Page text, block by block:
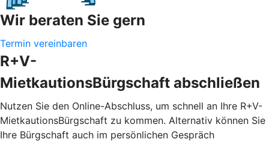
Wir beraten Sie gern
Termin vereinbaren
R+V-
MietkautionsBürgschaft abschließen
Nutzen Sie den Online-Abschluss, um schnell an Ihre R+V-
MietkautionsBürgschaft zu kommen. Alternativ können Sie
Ihre Bürgschaft auch im persönlichen Gespräch